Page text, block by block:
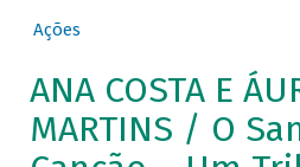
Ações
ANA COSTA E
MARTINS / O